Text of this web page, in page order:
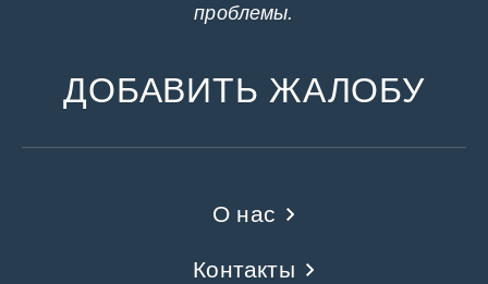
проблемы.
ДОБАВИТЬ ЖАЛОБУ
О нас
Контакты